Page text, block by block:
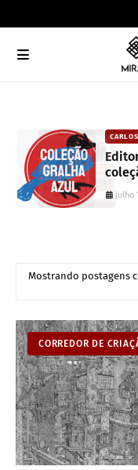
Mostrando postagens
CORREDOR DE